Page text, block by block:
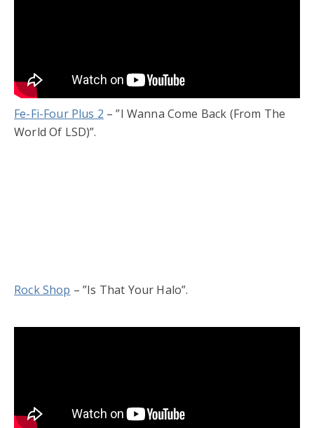
Fe-Fi-Four Plus 2 – ”I Wanna Come Back (From The
World Of LSD)”.
Rock Shop – ”Is That Your Halo”.